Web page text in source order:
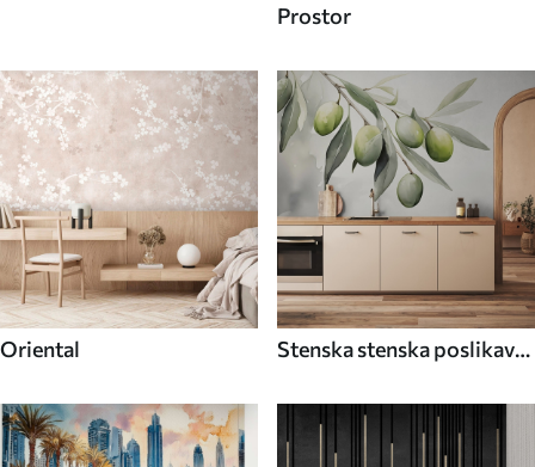
Prostor
Oriental
Stenska stenska poslikava